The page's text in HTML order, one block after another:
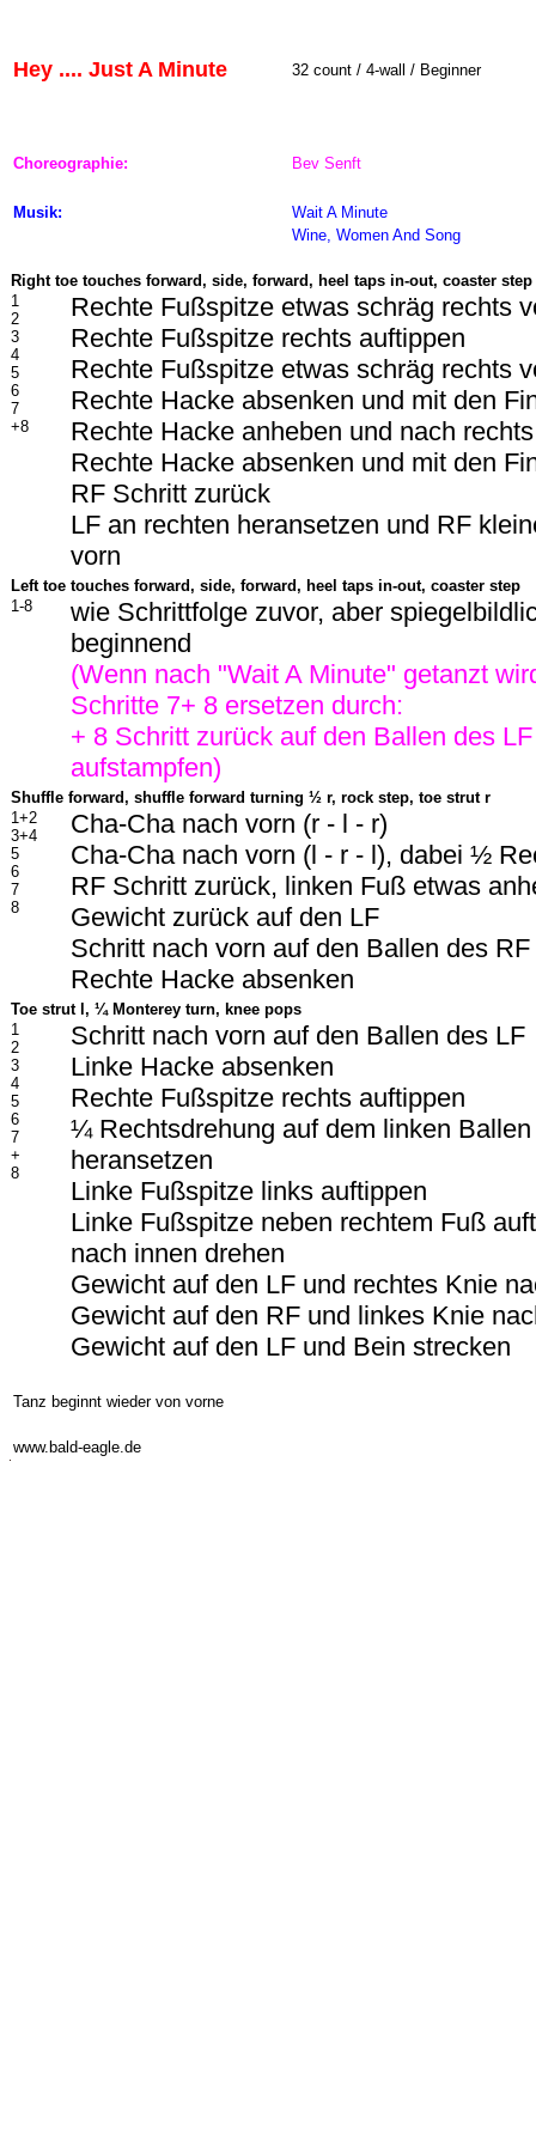
Hey .... Just A Minute 32 count / 4-wall / Beginner
Choreographie: Bev Senft
Musik:
Wait A Minute
Wine, Women And Song
Right toe touches forward, side, forward, heel taps in-out, coaster step
1
2
3
4
5
6
7
+8
Rechte Fußspitze etwas schräg rechts
Rechte Fußspitze rechts auftippen
Rechte Fußspitze etwas schräg rechts
Rechte Hacke absenken und mit den
Rechte Hacke anheben und nach
Rechte Hacke absenken und mit den
RF Schritt zurück
LF an rechten heransetzen und RF
vorn
Left toe touches forward, side, forward, heel taps in-out, coaster step
1-8
wie Schrittfolge zuvor, aber
beginnend
(Wenn nach "Wait A Minute" getanzt
Schritte 7+ 8 ersetzen durch:
+ 8 Schritt zurück auf den Ballen des
aufstampfen)
Shuffle forward, shuffle forward turning ½ r, rock step, toe strut r
1+2
3+4
5
6
7
8
Cha-Cha nach vorn (r - l - r)
Cha-Cha nach vorn (l - r - l), dabei ½
RF Schritt zurück, linken Fuß etwas
Gewicht zurück auf den LF
Schritt nach vorn auf den Ballen des RF
Rechte Hacke absenken
Toe strut l, ¼ Monterey turn, knee pops
1
2
3
4
5
6
7
+
8
Schritt nach vorn auf den Ballen des LF
Linke Hacke absenken
Rechte Fußspitze rechts auftippen
¼ Rechtsdrehung auf dem linken
heransetzen
Linke Fußspitze links auftippen
Linke Fußspitze neben rechtem Fuß
nach innen drehen
Gewicht auf den LF und rechtes Knie
Gewicht auf den RF und linkes Knie
Gewicht auf den LF und Bein strecken
Tanz beginnt wieder von vorne
www.bald-eagle.de